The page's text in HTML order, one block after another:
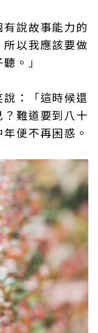
說故事能力的
以我應該要做
。」
：「這時候還
難道要到八十
便不再困惑。